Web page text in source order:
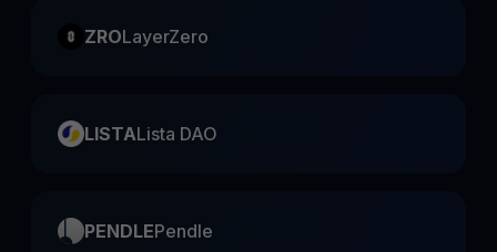
ZROLayerZero
LISTALista DAO
PENDLEPendle